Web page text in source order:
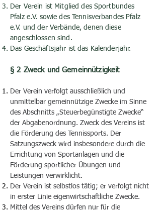
Der Verein ist Mitglied des Sportbundes
Pfalz e.V. sowie des Tennisverbandes Pfalz
e.V. und der Verbände, denen diese
angeschlossen sind.
Das Geschäftsjahr ist das Kalenderjahr.
§ 2 Zweck und Gemeinnützigkeit
Der Verein verfolgt ausschließlich und
unmittelbar gemeinnützige Zwecke im Sinne
des Abschnitts „Steuerbegünstigte Zwecke“
der Abgabenordnung. Zweck des Vereins ist
die Förderung des Tennissports. Der
Satzungszweck wird insbesondere durch die
Errichtung von Sportanlagen und die
Förderung sportlicher Übungen und
Leistungen verwirklicht.
Der Verein ist selbstlos tätig; er verfolgt nicht
in erster Linie eigenwirtschaftliche Zwecke.
Mittel des Vereins dürfen nur für die